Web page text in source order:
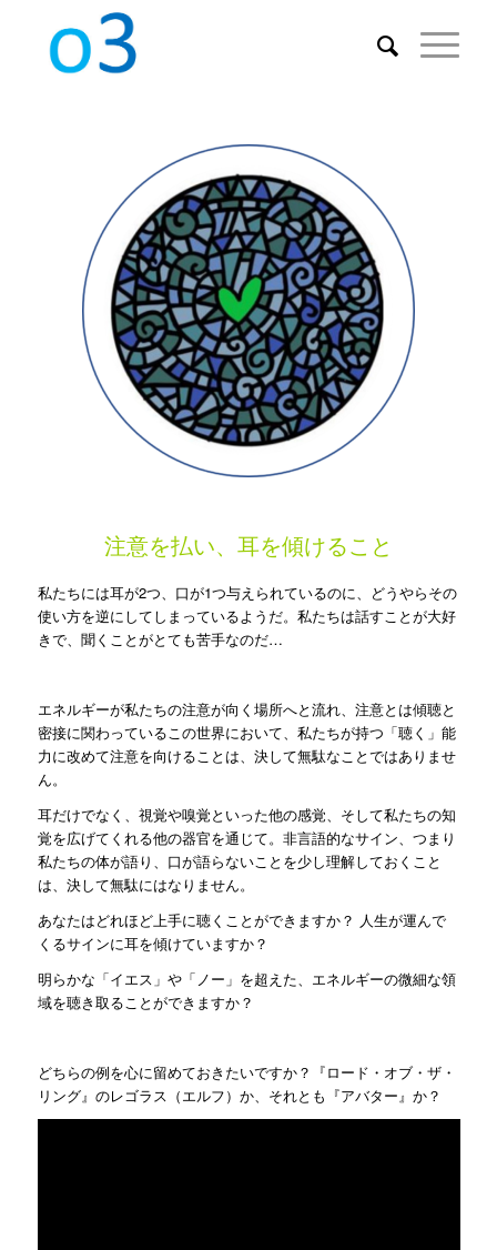
注意を払い、耳を傾けること
私たちには耳が2つ、口が1つ与えられているのに、どうやらその
使い方を逆にしてしまっているようだ。私たちは話すことが大好
きで、聞くことがとても苦手なのだ…
エネルギーが私たちの注意が向く場所へと流れ、注意とは傾聴と
密接に関わっているこの世界において、私たちが持つ「聴く」能
力に改めて注意を向けることは、決して無駄なことではありませ
ん。
耳だけでなく、視覚や嗅覚といった他の感覚、そして私たちの知
覚を広げてくれる他の器官を通じて。非言語的なサイン、つまり
私たちの体が語り、口が語らないことを少し理解しておくこと
は、決して無駄にはなりません。
あなたはどれほど上手に聴くことができますか？ 人生が運んで
くるサインに耳を傾けていますか？
明らかな「イエス」や「ノー」を超えた、エネルギーの微細な領
域を聴き取ることができますか？
どちらの例を心に留めておきたいですか？『ロード・オブ・ザ・
リング』のレゴラス（エルフ）か、それとも『アバター』か？